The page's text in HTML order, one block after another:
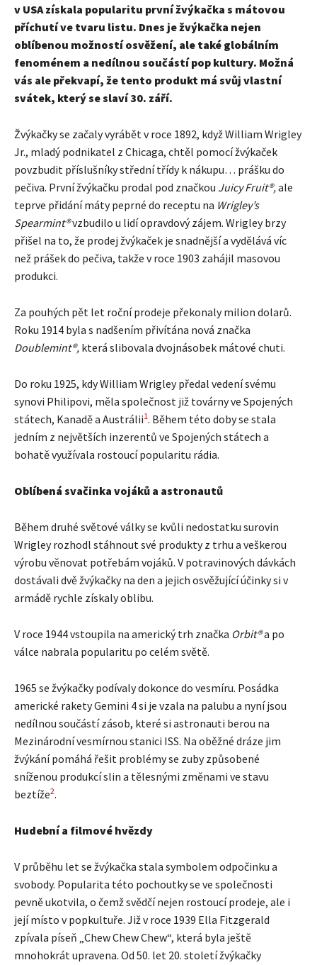
v USA získala popularitu první žvýkačka s mátovou
příchutí ve tvaru listu. Dnes je žvýkačka nejen
oblíbenou možností osvěžení, ale také globálním
fenoménem a nedílnou součástí pop kultury. Možná
vás ale překvapí, že tento produkt má svůj vlastní
svátek, který se slaví 30. září.
Žvýkačky se začaly vyrábět v roce 1892, když William Wrigley
Jr., mladý podnikatel z Chicaga, chtěl pomocí žvýkaček
povzbudit příslušníky střední třídy k nákupu… prášku do
pečiva. První žvýkačku prodal pod značkou Juicy Fruit®,ale
teprve přidání máty peprné do receptu na Wrigley’s
Spearmint®vzbudilo u lidí opravdový zájem. Wrigley brzy
přišel na to, že prodej žvýkaček je snadnější a vydělává víc
než prášek do pečiva, takže v roce 1903 zahájil masovou
produkci.
Za pouhých pět let roční prodeje překonaly milion dolarů.
Roku 1914 byla s nadšením přivítána nová značka
Doublemint®, která slibovala dvojnásobek mátové chuti.
Do roku 1925, kdy William Wrigley předal vedení svému
synovi Philipovi, měla společnost již továrny ve Spojených
státech, Kanadě a Austrálii1. Během této doby se stala
jedním z největších inzerentů ve Spojených státech a
bohatě využívala rostoucí popularitu rádia.
Oblíbená svačinka vojáků a astronautů
Během druhé světové války se kvůli nedostatku surovin
Wrigley rozhodl stáhnout své produkty z trhu a veškerou
výrobu věnovat potřebám vojáků. V potravinových dávkách
dostávali dvě žvýkačky na den a jejich osvěžující účinky si v
armádě rychle získaly oblibu.
V roce 1944 vstoupila na americký trh značka Orbit®a po
válce nabrala popularitu po celém světě.
1965 se žvýkačky podívaly dokonce do vesmíru. Posádka
americké rakety Gemini 4 si je vzala na palubu a nyní jsou
nedílnou součástí zásob, které si astronauti berou na
Mezinárodní vesmírnou stanici ISS. Na oběžné dráze jim
žvýkání pomáhá řešit problémy se zuby způsobené
sníženou produkcí slin a tělesnými změnami ve stavu
beztíže2.
Hudební a filmové hvězdy
V průběhu let se žvýkačka stala symbolem odpočinku a
svobody. Popularita této pochoutky se ve společnosti
pevně ukotvila, o čemž svědčí nejen rostoucí prodeje, ale i
její místo v popkultuře. Již v roce 1939 Ella Fitzgerald
zpívala píseň „Chew Chew Chew“, která byla ještě
mnohokrát upravena. Od 50. let 20. století žvýkačky